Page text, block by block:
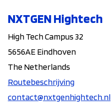
NXTGEN Hightech
High Tech Campus 32
5656AE Eindhoven
The Netherlands
Routebeschrijving
contact@nxtgenhightech.nl